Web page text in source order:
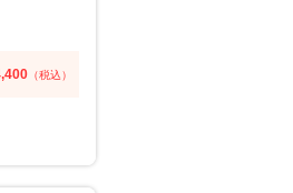
（税込）